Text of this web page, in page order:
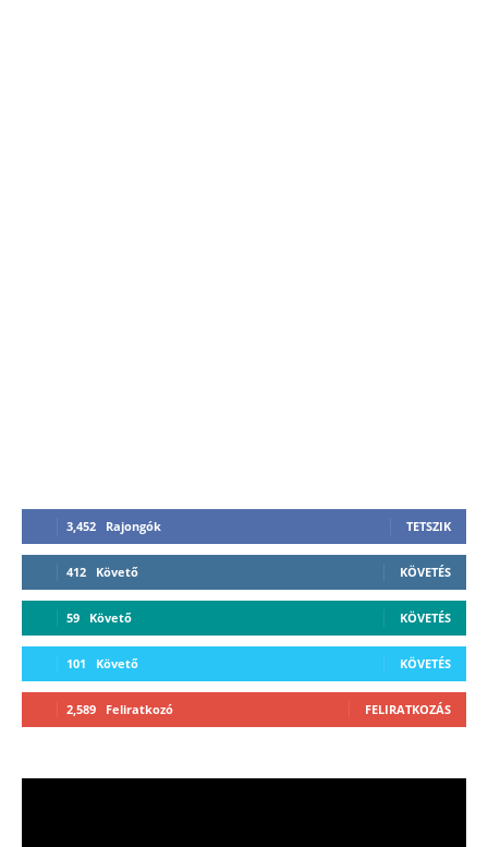
3,452 Rajongók TETSZIK
412 Követő KÖVETÉS
59 Követő KÖVETÉS
101 Követő KÖVETÉS
2,589 Feliratkozó FELIRATKOZÁS